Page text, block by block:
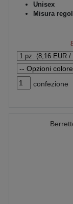
Unisex
Misura
confezione